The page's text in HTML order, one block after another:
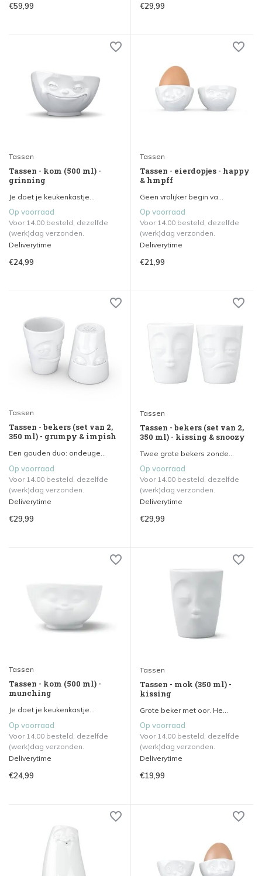
€59,99 €29,99
Tassen
Tassen - kom (500 ml) -
grinning
Je doet je keukenkastje...
Op voorraad
Voor 14.00 besteld, dezelfde
(werk)dag verzonden.
Deliverytime
€24,99
Tassen
Tassen - eierdopjes - happy
& hmpff
Geen vrolijker begin va...
Op voorraad
Voor 14.00 besteld, dezelfde
(werk)dag verzonden.
Deliverytime
€21,99
Tassen
Tassen - bekers (set van 2,
350 ml) - grumpy & impish
Een gouden duo: ondeuge...
Op voorraad
Voor 14.00 besteld, dezelfde
(werk)dag verzonden.
Deliverytime
€29,99
Tassen
Tassen - bekers (set van 2,
350 ml) - kissing & snoozy
Twee grote bekers zonde...
Op voorraad
Voor 14.00 besteld, dezelfde
(werk)dag verzonden.
Deliverytime
€29,99
Tassen
Tassen - kom (500 ml) -
munching
Je doet je keukenkastje...
Op voorraad
Voor 14.00 besteld, dezelfde
(werk)dag verzonden.
Deliverytime
€24,99
Tassen
Tassen - mok (350 ml) -
kissing
Grote beker met oor. He...
Op voorraad
Voor 14.00 besteld, dezelfde
(werk)dag verzonden.
Deliverytime
€19,99